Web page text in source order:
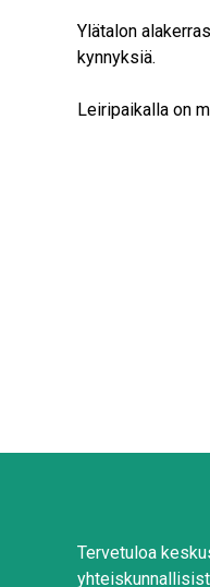
Ylätalon
kynnyksiä.
Leiripaikalla on
Tervetuloa